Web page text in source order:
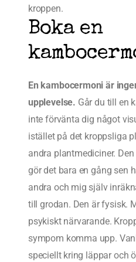
kroppen.
Boka en
En kambocermoni är
upplevelse. Går du till en
inte förvänta dig något
istället på det kroppsliga
andra plantmediciner.
gör det bara en gång sen
andra och mig själv
till grodan. Den är fysisk.
psykiskt närvarande.
sympom komma upp.
speciellt kring läppar och